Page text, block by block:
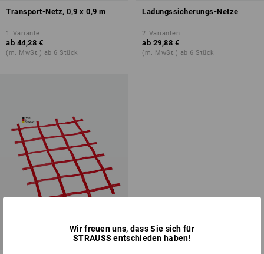
Transport-Netz, 0,9 x 0,9 m
1 Variante
ab 44,28 €
(m. MwSt.) ab 6 Stück
Ladungssicherungs-Netze
2 Varianten
ab 29,88 €
(m. MwSt.) ab 6 Stück
Wir freuen uns, dass Sie sich für
STRAUSS entschieden haben!